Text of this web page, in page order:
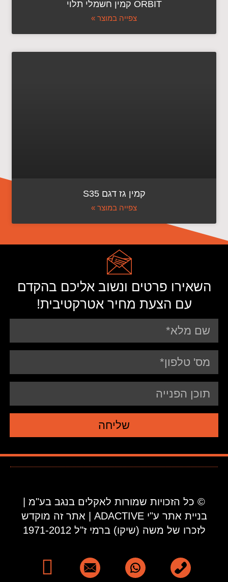
ORBIT קמין חשמלי תלוי
צפייה במוצר »
קמין גז דגם S35
צפייה במוצר »
השאירו פרטים ונשוב אליכם בהקדם
עם הצעת מחיר אטרקטיבית!
שליחה
© כל הזכויות שמורות לאקלים בנגב בע"מ |
בניית אתר ע"י ADACTIVE | אתר זה מוקדש
לזכרו של משה (שיקו) ברמי ז"ל 1971-2012